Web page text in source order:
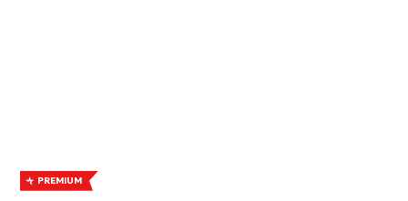
PREMIUM